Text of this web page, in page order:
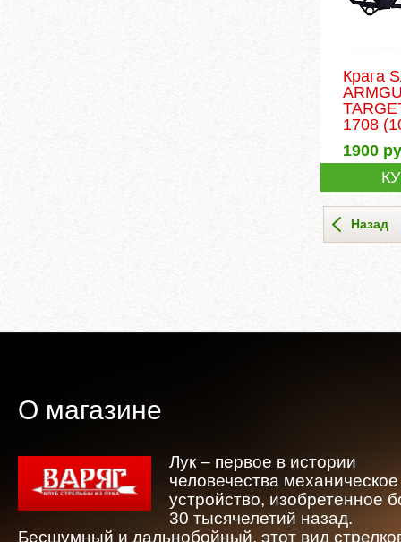
Крага
1708
1900
Назад
О магазине
Лук – первое в истории
человечества механическое
устройство, изобретенное
30 тысячелетий назад.
Бесшумный и дальнобойный, этот вид